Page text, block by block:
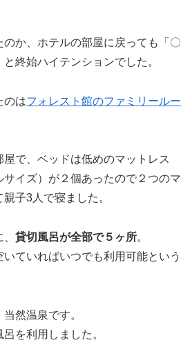
か、ホテルの部屋に戻っても「〇
終始ハイテンションでした。
のはフォレスト館のファミリールー
で、ベッドは低めのマットレス
サイズ）が２個あったので２つのマ
子3人で寝ました。
貸切風呂が全部で５ヶ所。
ていればいつでも利用可能という
然温泉です。
を利用しました。